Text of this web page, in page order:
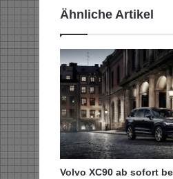
E
n
d
l
i
c
h
w
i
r
Ähnliche Artikel
Volvo XC90 ab sofort